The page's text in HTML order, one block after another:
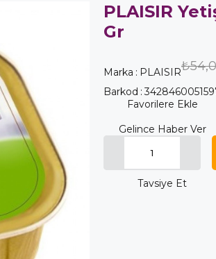
PLAISIR
Gr
Marka : PLAISIR
Barkod :
Favorilere Ekle
Gelince Haber Ver
Tavsiye Et